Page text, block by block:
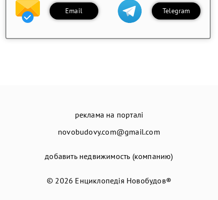
Email Telegram
реклама на порталі
novobudovy.com@gmail.com
добавить недвижимость (компанию)
© 2026 Енциклопедія Новобудов®